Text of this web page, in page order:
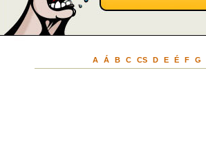
A Á B C CS D E É F G